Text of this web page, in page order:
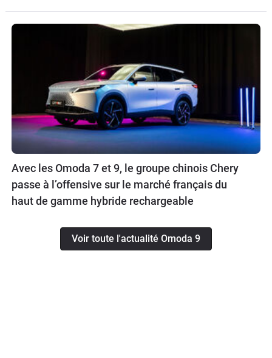
Avec les Omoda 7 et 9, le groupe chinois Chery
passe à l’offensive sur le marché français du
haut de gamme hybride rechargeable
Voir toute l'actualité Omoda 9